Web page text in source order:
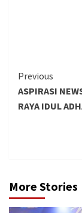
Continue
Reading
Previous
ASPIRASI
RAYA IDUL
More Stories